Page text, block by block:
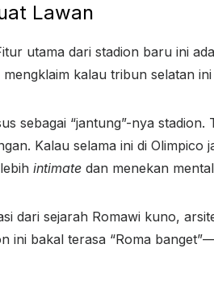
Lawan
utama dari stadion baru ini
kalau tribun selatan
sebagai “jantung”-nya
Kalau selama ini di
intimate dan menekan
dari sejarah Romawi kuno,
ini bakal terasa “Roma